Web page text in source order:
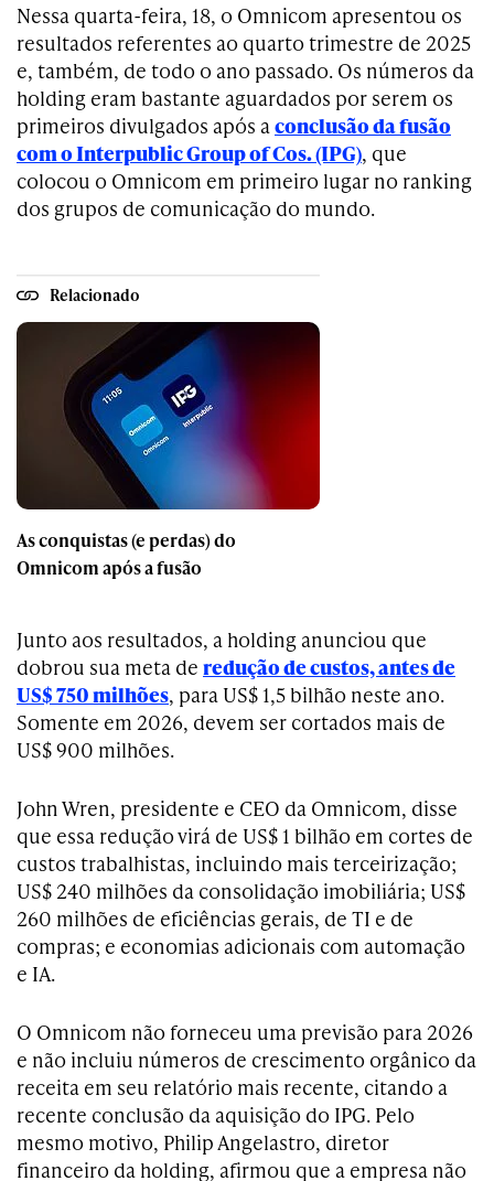
Nessa quarta-feira, 18, o Omnicom apresentou os
resultados referentes ao quarto trimestre de 2025
e, também, de todo o ano passado. Os números da
holding eram bastante aguardados por serem os
primeiros divulgados após aconclusão da fusão
com o Interpublic Group of Cos. (IPG), que
colocou o Omnicom em primeiro lugar no ranking
dos grupos de comunicação do mundo.
Relacionado
As conquistas (e perdas) do
Omnicom após a fusão
Junto aos resultados, a holding anunciou que
dobrou sua meta de redução de custos, antes de
US$ 750 milhões, para US$ 1,5 bilhão neste ano.
Somente em 2026, devem ser cortados mais de
US$ 900 milhões.
John Wren, presidente e CEO da Omnicom, disse
que essa redução virá de US$ 1 bilhão em cortes de
custos trabalhistas, incluindo mais terceirização;
US$ 240 milhões da consolidação imobiliária; US$
260 milhões de eficiências gerais, de TI e de
compras; e economias adicionais com automação
e IA.
O Omnicom não forneceu uma previsão para 2026
e não incluiu números de crescimento orgânico da
receita em seu relatório mais recente, citando a
recente conclusão da aquisição do IPG. Pelo
mesmo motivo, Philip Angelastro, diretor
financeiro da holding, afirmou que a empresa não